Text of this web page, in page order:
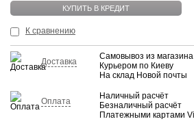
КУПИТЬ
КУПИТЬ В КРЕДИТ
К сравнению
Доставка
Самовывоз из
Курьером по Киеву
На склад Новой почты
Оплата
Наличный расчёт
Безналичный расчёт
Платежными картами